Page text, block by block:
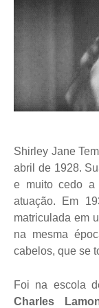
Shirley Jane
abril de 1928.
e muito cedo a
atuação. Em
matriculada em
na mesma
cabelos, que se
Foi na escola
Charles